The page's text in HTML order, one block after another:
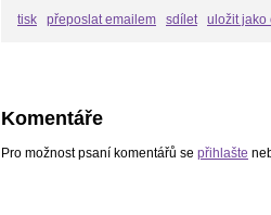
tisk přeposlat emailem sdílet uložit jako
Komentáře
Pro možnost psaní komentářů se přihlašte